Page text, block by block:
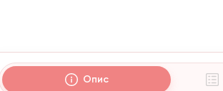
Опис